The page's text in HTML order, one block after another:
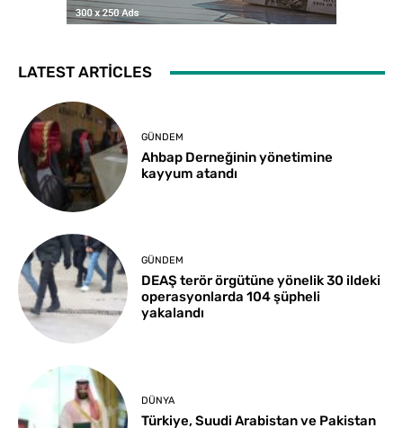
LATEST ARTICLES
GÜNDEM
Ahbap Derneğinin yönetimine
kayyum atandı
GÜNDEM
DEAŞ terör örgütüne yönelik 30 ildeki
operasyonlarda 104 şüpheli
yakalandı
DÜNYA
Türkiye, Suudi Arabistan ve Pakistan